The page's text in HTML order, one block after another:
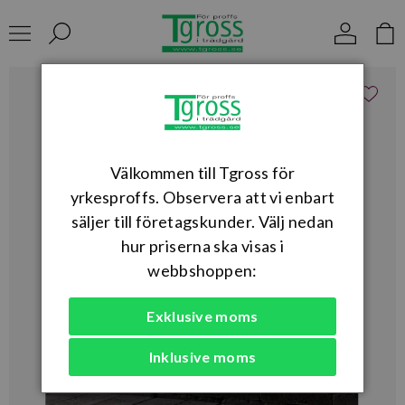
Välkommen till Tgross för
yrkesproffs. Observera att vi enbart
säljer till företagskunder. Välj nedan
hur priserna ska visas i
webbshoppen:
Exklusive moms
Inklusive moms